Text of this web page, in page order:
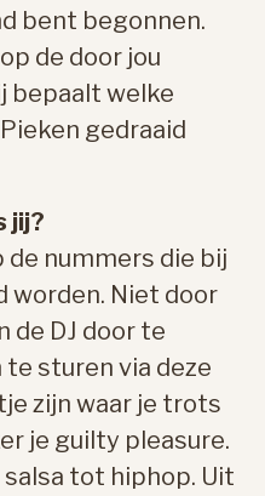
bent begonnen.
de door jou
bepaalt welke
gedraaid
jij?
de nummers die bij
worden. Niet door
de DJ door te
te sturen via deze
zijn waar je trots
je guilty pleasure.
tot hiphop. Uit